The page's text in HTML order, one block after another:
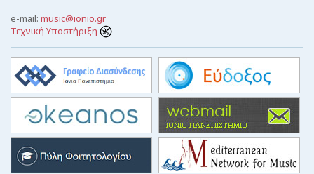
e-mail: music@ionio.gr
Τεχνική Υποστήριξη